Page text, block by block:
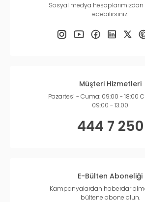
Sosyal medya
edebilirsiniz.
Müşteri Hizmetleri
Pazartesi - Cuma: 09:00 - 18:00
09:00 - 13:00
444 7 250
E-Bülten Aboneliği
Kampanyalardan haberdar
bültene abone olun.